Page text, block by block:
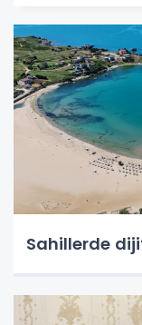
Sahillerde